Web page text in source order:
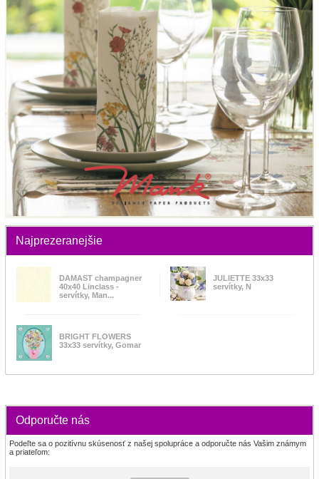
Najprezeranejšie
DAMAST champagner
40x40 Linclass -
servítky, Man...
JULIETTE 33x33
servítky, N
BRIGHT FLOWERS
33x33 servítky, Gomar
Odporučte nás
Podeľte sa o pozitívnu skúsenosť z našej spolupráce a odporučte nás Vašim známym
a priateľom: